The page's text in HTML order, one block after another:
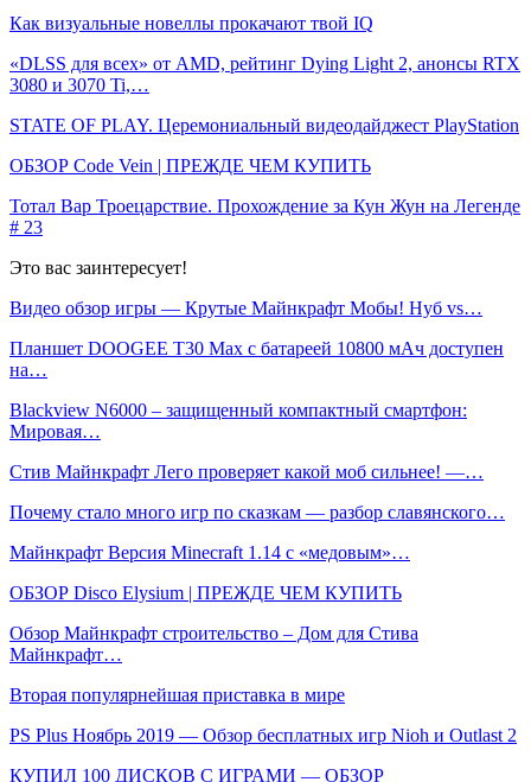
Как визуальные новеллы прокачают твой IQ
«DLSS для всех» от AMD, рейтинг Dying Light 2, анонсы RTX
3080 и 3070 Ti,…
STATE OF PLAY. Церемониальный видеодайджест PlayStation
ОБЗОР Code Vein | ПРЕЖДЕ ЧЕМ КУПИТЬ
Тотал Вар Троецарствие. Прохождение за Кун Жун на Легенде
# 23
Это вас заинтересует!
Видео обзор игры — Крутые Майнкрафт Мобы! Нуб vs…
Планшет DOOGEE T30 Max с батареей 10800 мАч доступен
на…
Blackview N6000 – защищенный компактный смартфон:
Мировая…
Стив Майнкрафт Лего проверяет какой моб сильнее! —…
Почему стало много игр по сказкам — разбор славянского…
Майнкрафт Версия Minecraft 1.14 с «медовым»…
ОБЗОР Disco Elysium | ПРЕЖДЕ ЧЕМ КУПИТЬ
Обзор Майнкрафт строительство – Дом для Стива
Майнкрафт…
Вторая популярнейшая приставка в мире
PS Plus Ноябрь 2019 — Обзор бесплатных игр Nioh и Outlast 2
КУПИЛ 100 ДИСКОВ С ИГРАМИ — ОБЗОР